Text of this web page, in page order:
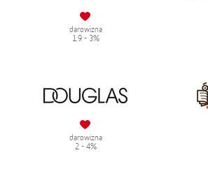
darowizna
1.9 - 3%
darowizna
2 - 4%